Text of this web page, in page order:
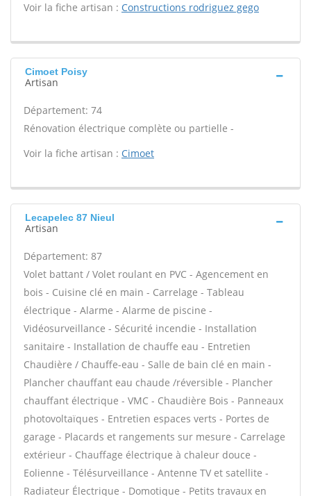
Voir la fiche artisan : Constructions rodriguez gego
Cimoet Poisy
Artisan
Département: 74
Rénovation électrique complète ou partielle -
Voir la fiche artisan : Cimoet
Lecapelec 87 Nieul
Artisan
Département: 87
Volet battant / Volet roulant en PVC - Agencement en
bois - Cuisine clé en main - Carrelage - Tableau
électrique - Alarme - Alarme de piscine -
Vidéosurveillance - Sécurité incendie - Installation
sanitaire - Installation de chauffe eau - Entretien
Chaudière / Chauffe-eau - Salle de bain clé en main -
Plancher chauffant eau chaude /réversible - Plancher
chauffant électrique - VMC - Chaudière Bois - Panneaux
photovoltaïques - Entretien espaces verts - Portes de
garage - Placards et rangements sur mesure - Carrelage
extérieur - Chauffage électrique à chaleur douce -
Eolienne - Télésurveillance - Antenne TV et satellite -
Radiateur Électrique - Domotique - Petits travaux en